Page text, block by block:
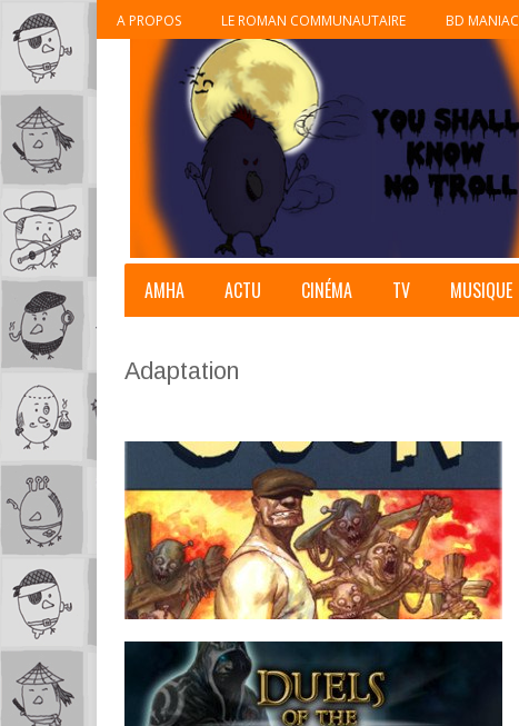
A PROPOS LE ROMAN COMMUNAUTAIRE BD MANIAC
AMHA ACTU CINÉMA TV MUSIQUE
Adaptation